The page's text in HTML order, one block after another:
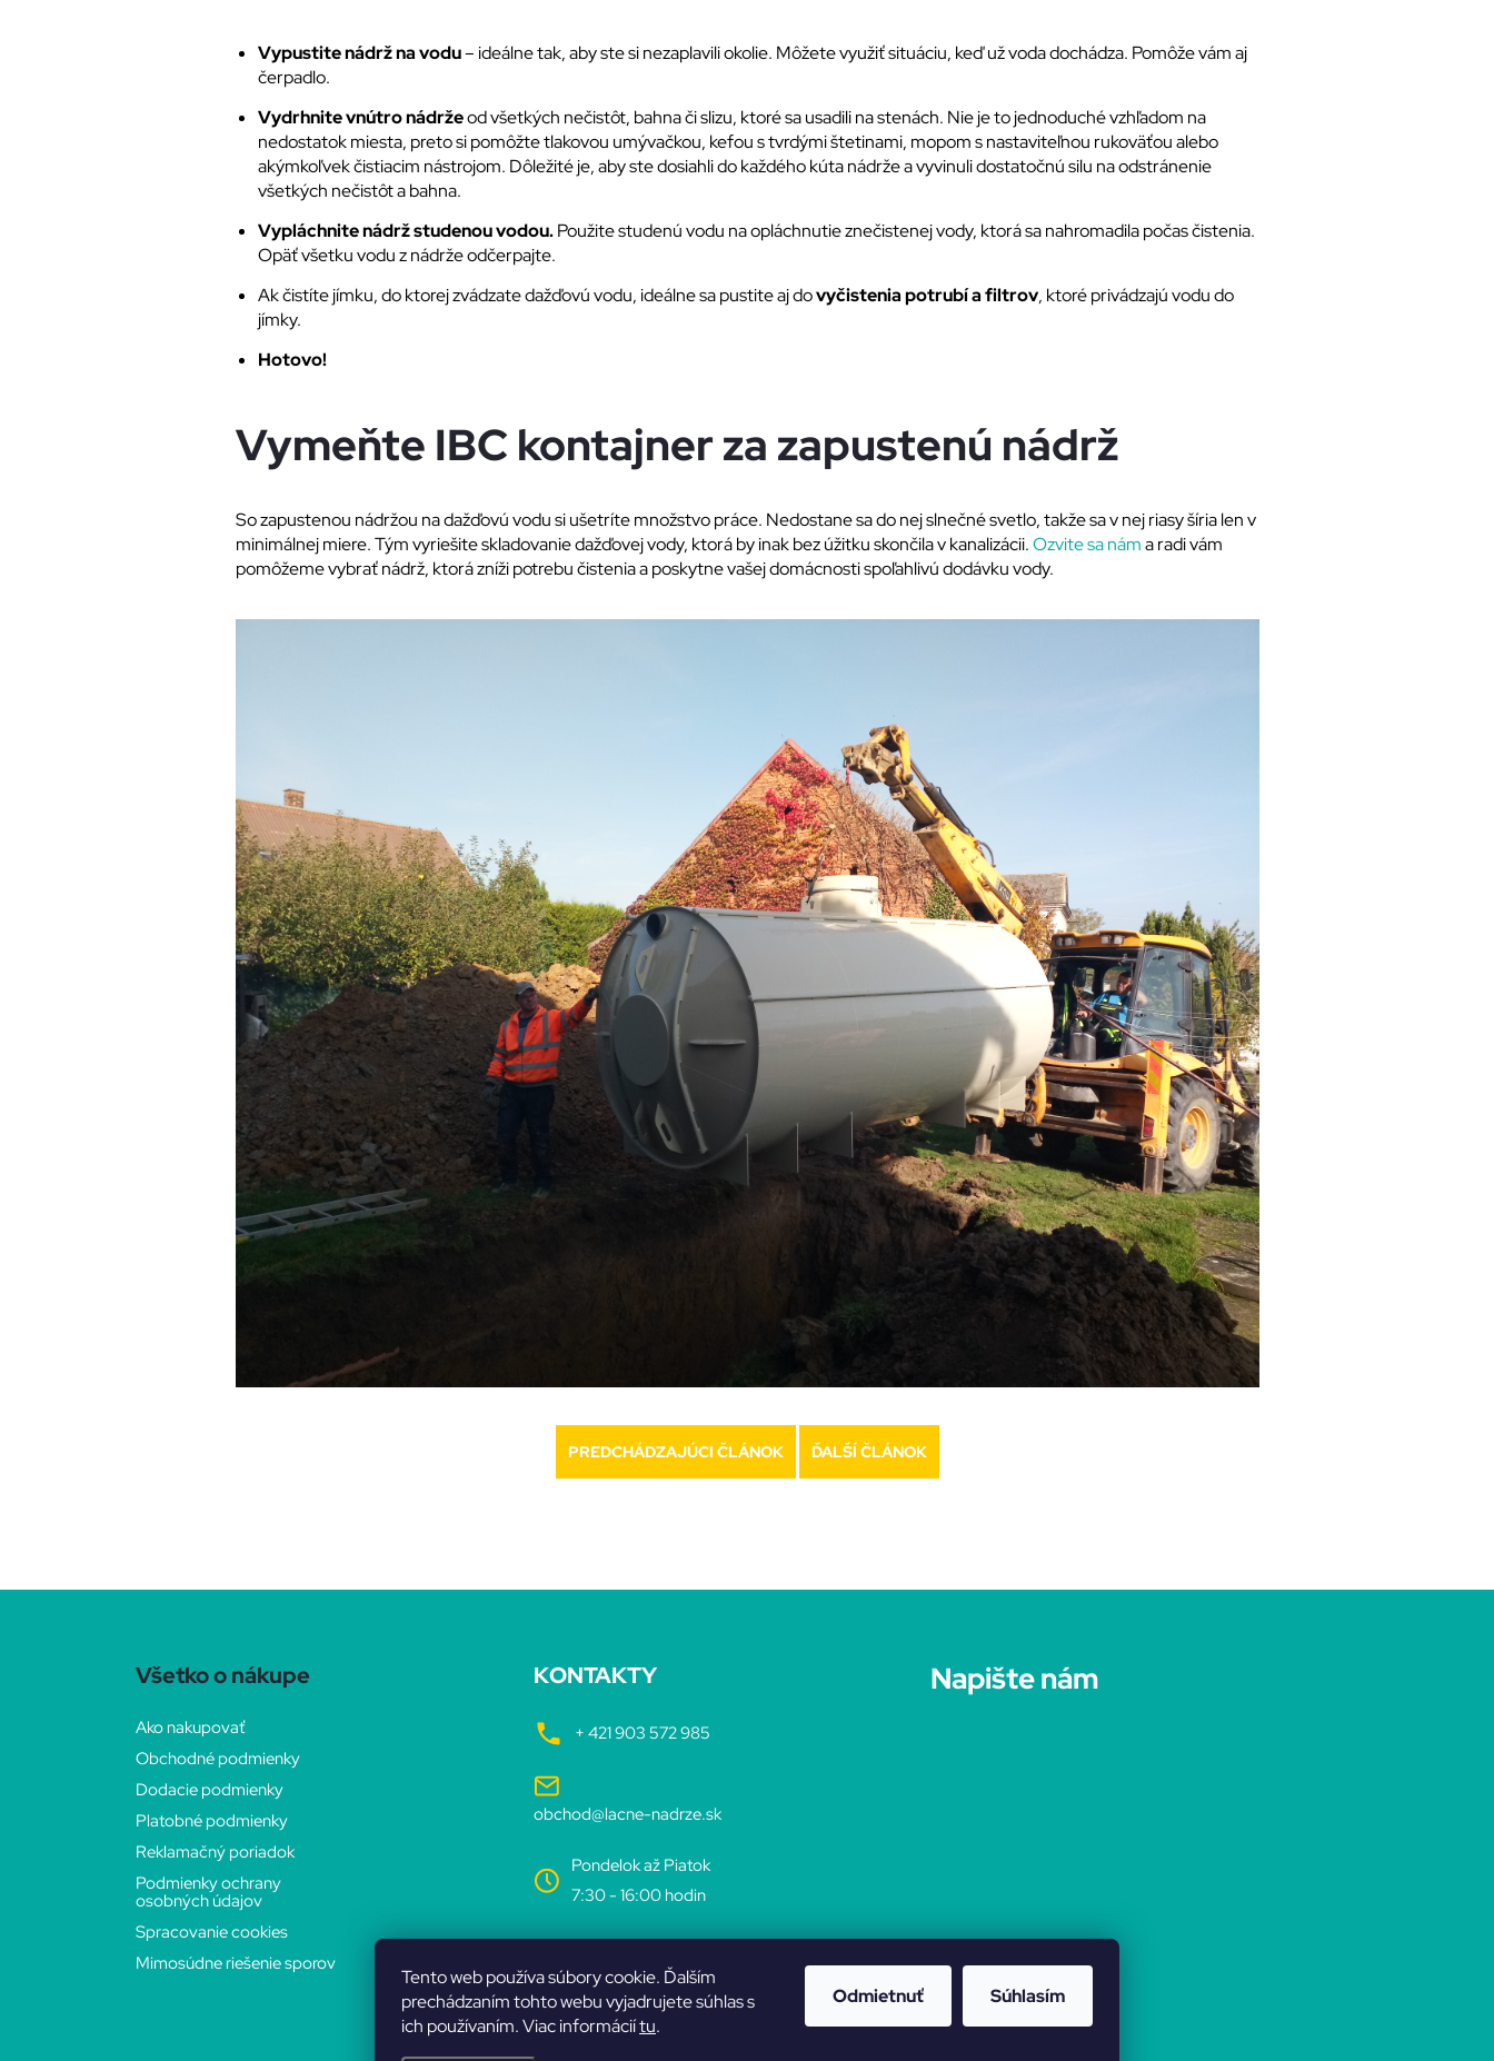
Tento web používa súbory cookie. Ďalším
prechádzaním tohto webu vyjadrujete súhlas s
ich používaním. Viac informáciítu.
Odmietnuť Súhlasím
Vypustite nádrž na vodu– ideálne tak, aby ste si nezaplavili okolie. Môžete využiť situáciu, keď už voda dochádza. Pomôže vám aj
čerpadlo.
Vydrhnite vnútro nádržeod všetkých nečistôt, bahna či slizu, ktoré sa usadili na stenách. Nie je to jednoduché vzhľadom na
nedostatok miesta, preto si pomôžte tlakovou umývačkou, kefou s tvrdými štetinami, mopom s nastaviteľnou rukoväťou alebo
akýmkoľvek čistiacim nástrojom. Dôležité je, aby ste dosiahli do každého kúta nádrže a vyvinuli dostatočnú silu na odstránenie
všetkých nečistôt a bahna.
Vypláchnite nádrž studenou vodou.Použite studenú vodu na opláchnutie znečistenej vody, ktorá sa nahromadila počas čistenia.
Opäť všetku vodu z nádrže odčerpajte.
Ak čistíte jímku, do ktorej zvádzate dažďovú vodu, ideálne sa pustite aj dovyčistenia potrubí a filtrov, ktoré privádzajú vodu do
jímky.
Hotovo!
Vymeňte IBC kontajner za zapustenú nádrž
So zapustenou nádržou na dažďovú vodu si ušetríte množstvo práce. Nedostane sa do nej slnečné svetlo, takže sa v nej riasy šíria len v
minimálnej miere. Tým vyriešite skladovanie dažďovej vody, ktorá by inak bez úžitku skončila v kanalizácii.Ozvite sa náma radi vám
pomôžeme vybrať nádrž, ktorá zníži potrebu čistenia a poskytne vašej domácnosti spoľahlivú dodávku vody.
PREDCHÁDZAJÚCI ČLÁNOK ĎALŠÍ ČLÁNOK
Všetko o nákupe
Ako nakupovať
Obchodné podmienky
Dodacie podmienky
Platobné podmienky
Reklamačný poriadok
Podmienky ochrany
osobných údajov
Spracovanie cookies
Mimosúdne riešenie sporov
KONTAKTY
+ 421 903 572 985
obchod@lacne-nadrze.sk
Pondelok až Piatok
7:30 - 16:00 hodin
Napište nám